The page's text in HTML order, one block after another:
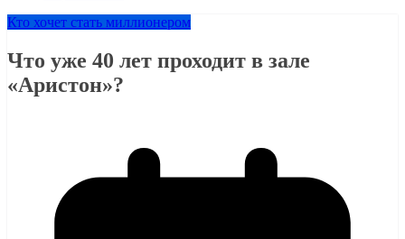
Кто хочет стать миллионером
Что уже 40 лет проходит в зале
«Аристон»?